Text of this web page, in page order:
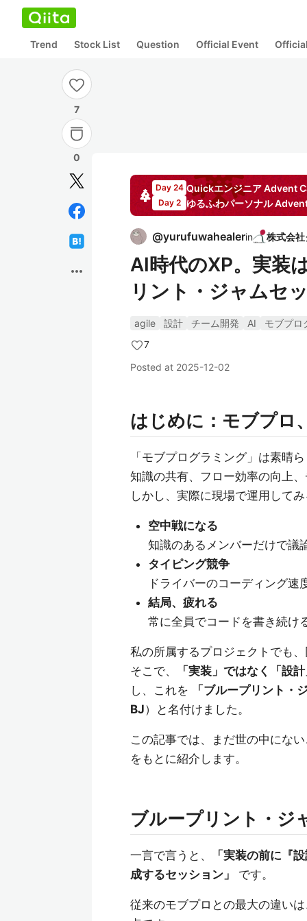
Trend Stock List Question Official Event
7
0
more_horiz
Day 24 QuickエンジニアAdvent
Day 2 ゆるふわパーソナル
@yurufuwahealerin
AI時代のXP。実装
リント・ジャムセ
agile 設計 チーム開発 AI
モブプロ
7
Posted at 2025-12-02
はじめに：モブプロ
「モブプログラミング」は素晴
知識の共有、フロー効率の向上
しかし、実際に現場で運用して
空中戦になる
知識のあるメンバーだけで議
タイピング競争
ドライバーのコーディング
結局、疲れる
常に全員でコードを書き続け
私の所属するプロジェクトでも
そこで、
「実装」ではなく「設
し、これを
「ブループリント
BJ）と名付けました。
この記事では、まだ世の中にな
をもとに紹介します。
ブループリント・ジ
一言で言うと、
「実装の前に『
成するセッション」
です。
従来のモブプロとの最大の違い